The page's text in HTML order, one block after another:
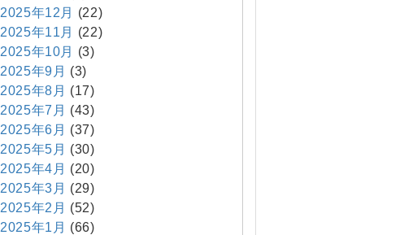
2025年12月
(22)
2025年11月
(22)
2025年10月
(3)
2025年9月 (3)
2025年8月 (17)
2025年7月 (43)
2025年6月 (37)
2025年5月 (30)
2025年4月 (20)
2025年3月 (29)
2025年2月 (52)
2025年1月 (66)